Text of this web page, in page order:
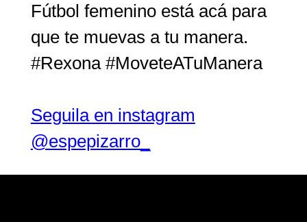
Fútbol femenino está acá para
que te muevas a tu manera.
#Rexona #MoveteATuManera
Seguila en instagram
@espepizarro_